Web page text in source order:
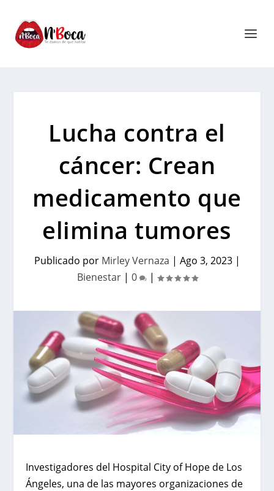
Lucha contra el
cáncer: Crean
medicamento que
elimina tumores
Publicado por Mirley Vernaza | Ago 3, 2023|
Bienestar| 0 |
Investigadores del Hospital City of Hope de Los
Ángeles, una de las mayores organizaciones de